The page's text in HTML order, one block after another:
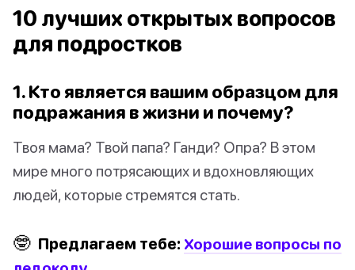
10 лучших открытых вопросов
для подростков
1. Кто является вашим образцом для
подражания в жизни и почему?
Твоя мама? Твой папа? Ганди? Опра? В этом
мире много потрясающих и вдохновляющих
людей, которые стремятся стать.
🤓 Предлагаем тебе: Хорошие вопросы по